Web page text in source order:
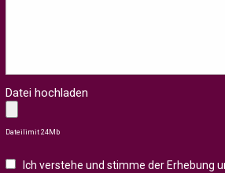
Datei hochladen
Dateilimit 24Mb
Ich verstehe und stimme der Erhebung